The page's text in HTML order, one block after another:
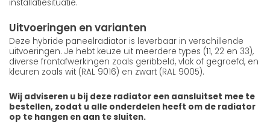
installatiesituatie.
Uitvoeringen en varianten
Deze hybride paneelradiator is leverbaar in verschillende
uitvoeringen. Je hebt keuze uit meerdere types (11, 22 en 33),
diverse frontafwerkingen zoals geribbeld, vlak of gegroefd, en
kleuren zoals wit (RAL 9016) en zwart (RAL 9005).
Wij adviseren u bij deze radiator een aansluitset mee te
bestellen, zodat u alle onderdelen heeft om de radiator
op te hangen en aan te sluiten.